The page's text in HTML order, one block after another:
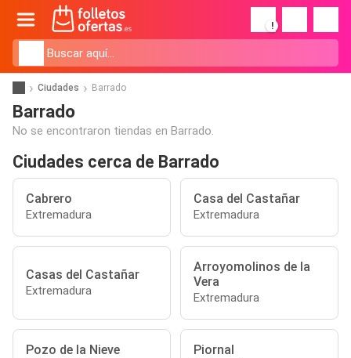
!
Ciudades Barrado
Barrado
No se encontraron tiendas en Barrado.
Ciudades cerca de Barrado
Cabrero
Extremadura
Casa del Castañar
Extremadura
Casas del Castañar
Extremadura
Arroyomolinos de la
Vera
Extremadura
Pozo de la Nieve Piornal